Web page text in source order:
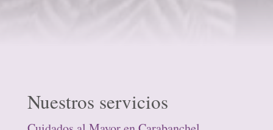
Nuestros servicios